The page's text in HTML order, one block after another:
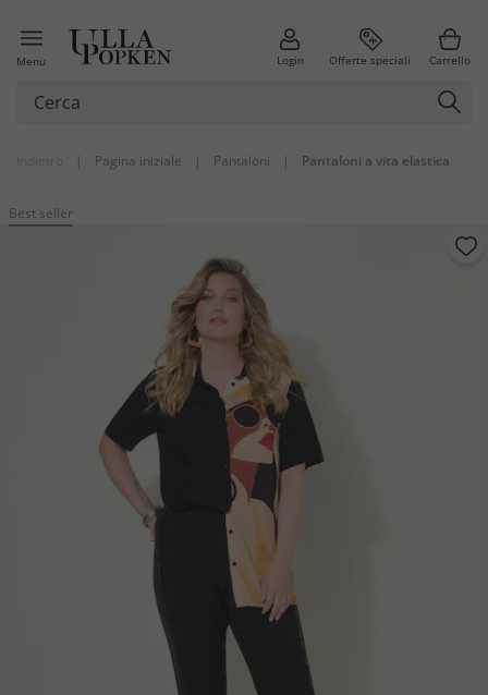
Menu Login Offerte speciali Carrello
| Pagina iniziale | Pantaloni | Pantaloni a vita elastica
Best seller